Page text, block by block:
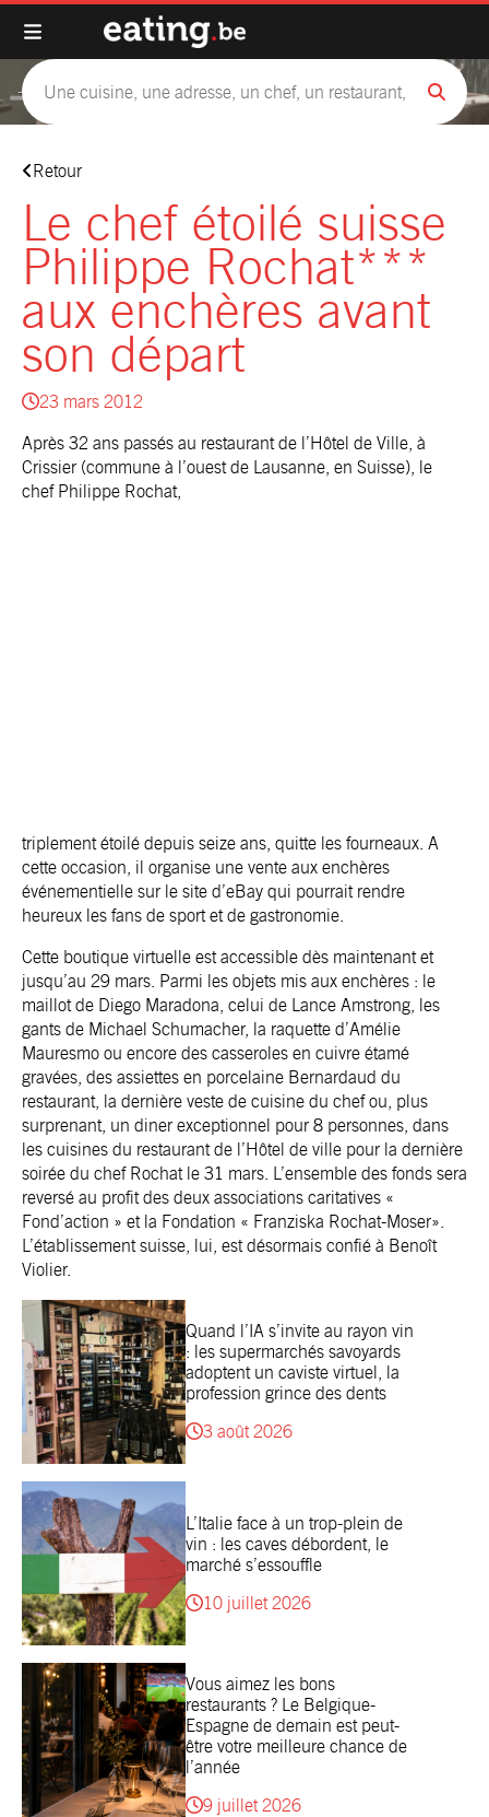
Retour
Le chef étoilé suisse
Philippe Rochat***
aux enchères avant
son départ
23 mars 2012
Après 32 ans passés au restaurant de l’Hôtel de Ville, à
Crissier (commune à l’ouest de Lausanne, en Suisse), le
chef Philippe Rochat,
triplement étoilé depuis seize ans, quitte les fourneaux. A
cette occasion, il organise une vente aux enchères
événementielle sur le site d’eBay qui pourrait rendre
heureux les fans de sport et de gastronomie.
Cette boutique virtuelle est accessible dès maintenant et
jusqu’au 29 mars. Parmi les objets mis aux enchères : le
maillot de Diego Maradona, celui de Lance Amstrong, les
gants de Michael Schumacher, la raquette d’Amélie
Mauresmo ou encore des casseroles en cuivre étamé
gravées, des assiettes en porcelaine Bernardaud du
restaurant, la dernière veste de cuisine du chef ou, plus
surprenant, un diner exceptionnel pour 8 personnes, dans
les cuisines du restaurant de l’Hôtel de ville pour la dernière
soirée du chef Rochat le 31 mars. L’ensemble des fonds sera
reversé au profit des deux associations caritatives «
Fond’action » et la Fondation « Franziska Rochat-Moser».
L’établissement suisse, lui, est désormais confié à Benoît
Violier.
Quand l’IA s’invite au rayon vin
: les supermarchés savoyards
adoptent un caviste virtuel, la
profession grince des dents
3 août 2026
L’Italie face à un trop-plein de
vin : les caves débordent, le
marché s’essouffle
10 juillet 2026
Vous aimez les bons
restaurants ? Le Belgique-
Espagne de demain est peut-
être votre meilleure chance de
l’année
9 juillet 2026